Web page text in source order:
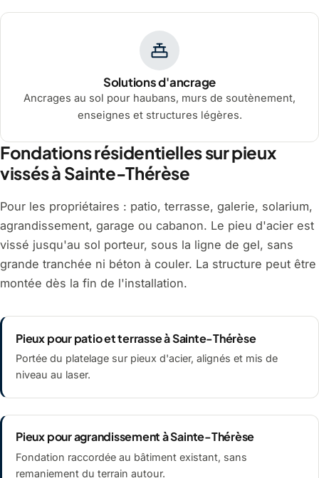
Solutions d'ancrage
Ancrages au sol pour haubans, murs de soutènement,
enseignes et structures légères.
Fondations résidentielles sur pieux
vissés à Sainte-Thérèse
Pour les propriétaires : patio, terrasse, galerie, solarium,
agrandissement, garage ou cabanon. Le pieu d'acier est
vissé jusqu'au sol porteur, sous la ligne de gel, sans
grande tranchée ni béton à couler. La structure peut être
montée dès la fin de l'installation.
Pieux pour patio et terrasse à Sainte-Thérèse
Portée du platelage sur pieux d'acier, alignés et mis de
niveau au laser.
Pieux pour agrandissement à Sainte-Thérèse
Fondation raccordée au bâtiment existant, sans
remaniement du terrain autour.